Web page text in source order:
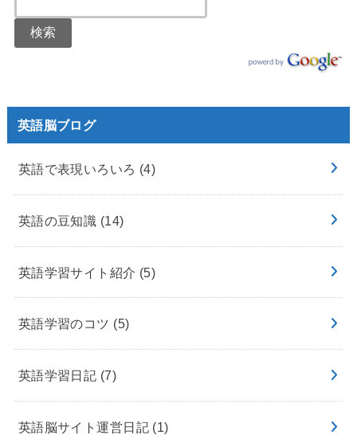
英語脳ブログ
英語で表現いろいろ (4)
英語の豆知識 (14)
英語学習サイト紹介 (5)
英語学習のコツ (5)
英語学習日記 (7)
英語脳サイト運営日記 (1)